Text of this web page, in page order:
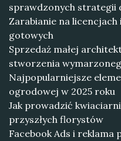
sprawdzonych strategii
Zarabianie na
gotowych
Sprzedaż małej
stworzenia
Najpopularniejsze
ogrodowej w 2025 roku
Jak prowadzić
przyszłych florystów
Facebook Ads i reklama